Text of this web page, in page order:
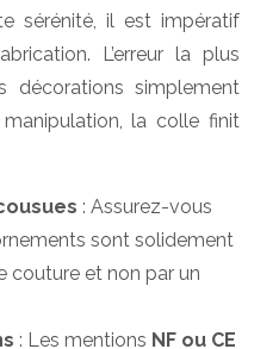
sérénité, il est impératif
L’erreur la plus
décorations simplement
la colle finit
: Assurez-vous
sont solidement
couture et non par un
: Les mentions NF ou CE